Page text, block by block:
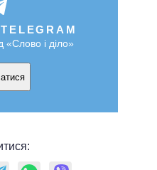
«Слово і діло»